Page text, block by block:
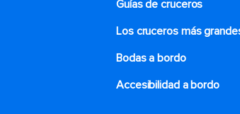
Guías de cruceros
Los cruceros más
Bodas a bordo
Accesibilidad a bordo